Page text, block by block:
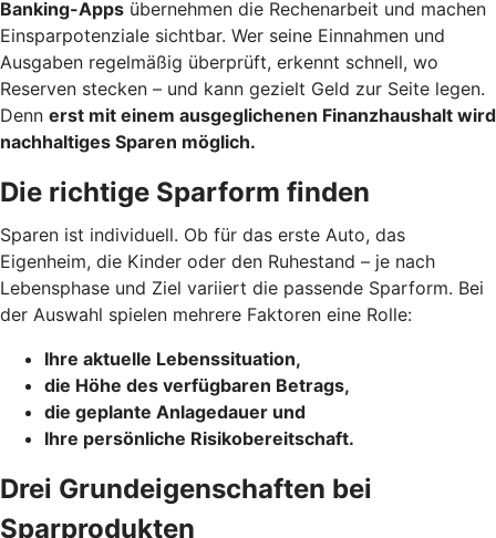
Banking-Apps übernehmen die Rechenarbeit und machen
Einsparpotenziale sichtbar. Wer seine Einnahmen und
Ausgaben regelmäßig überprüft, erkennt schnell, wo
Reserven stecken – und kann gezielt Geld zur Seite legen.
Denn erst mit einem ausgeglichenen Finanzhaushalt wird
nachhaltiges Sparen möglich.
Die richtige Sparform finden
Sparen ist individuell. Ob für das erste Auto, das
Eigenheim, die Kinder oder den Ruhestand – je nach
Lebensphase und Ziel variiert die passende Sparform. Bei
der Auswahl spielen mehrere Faktoren eine Rolle:
Ihre aktuelle Lebenssituation,
die Höhe des verfügbaren Betrags,
die geplante Anlagedauer und
Ihre persönliche Risikobereitschaft.
Drei Grundeigenschaften bei
Sparprodukten